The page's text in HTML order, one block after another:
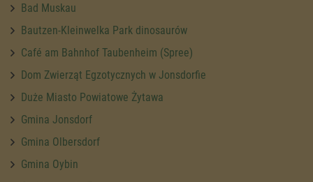
Bad Muskau
Bautzen-Kleinwelka Park dinosaurów
Café am Bahnhof Taubenheim (Spree)
Dom Zwierząt Egzotycznych w Jonsdorfie
Duże Miasto Powiatowe Żytawa
Gmina Jonsdorf
Gmina Olbersdorf
Gmina Oybin